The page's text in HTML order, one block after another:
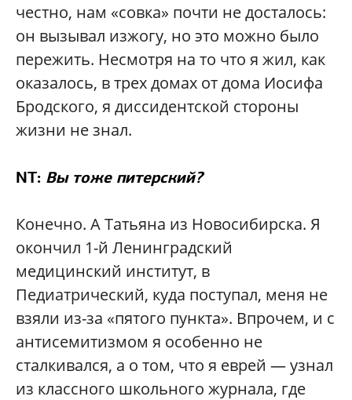
честно, нам «совка» почти не досталось:
он вызывал изжогу, но это можно было
пережить. Несмотря на то что я жил, как
оказалось, в трех домах от дома Иосифа
Бродского, я диссидентской стороны
жизни не знал.
NT: Вы тоже питерский?
Конечно. А Татьяна из Новосибирска. Я
окончил 1-й Ленинградский
медицинский институт, в
Педиатрический, куда поступал, меня не
взяли из-за «пятого пункта». Впрочем, и с
антисемитизмом я особенно не
сталкивался, а о том, что я еврей — узнал
из классного школьного журнала, где